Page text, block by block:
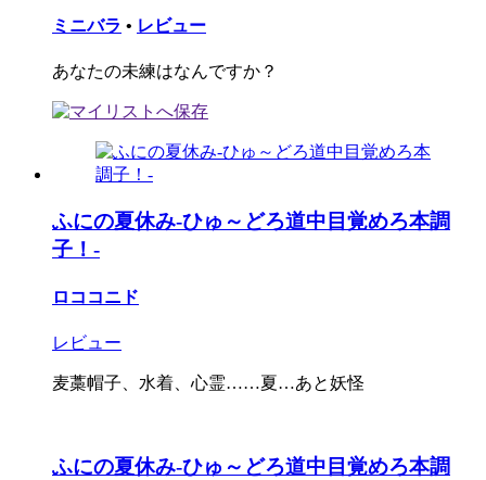
ミニバラ • レビュー
あなたの未練はなんですか？
ふにの夏休み-ひゅ～どろ道中目覚めろ本調
子！-
ロココニド
レビュー
麦藁帽子、水着、心霊……夏…あと妖怪
ふにの夏休み-ひゅ～どろ道中目覚めろ本調